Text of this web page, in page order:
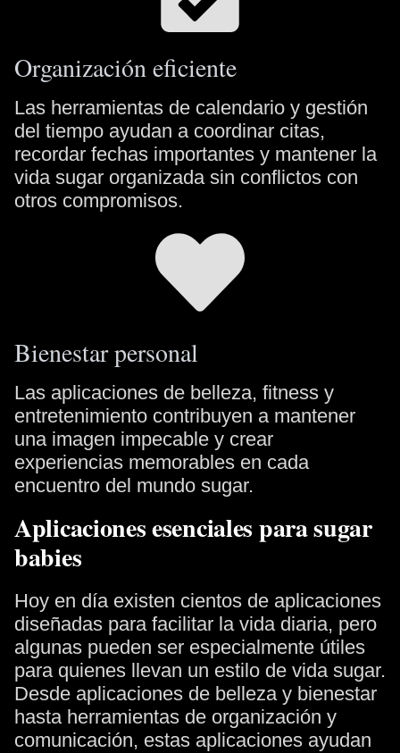
Organización eficiente
Las herramientas de calendario y gestión
del tiempo ayudan a coordinar citas,
recordar fechas importantes y mantener la
vida sugar organizada sin conflictos con
otros compromisos.
Bienestar personal
Las aplicaciones de belleza, fitness y
entretenimiento contribuyen a mantener
una imagen impecable y crear
experiencias memorables en cada
encuentro del mundo sugar.
Aplicaciones esenciales para sugar
babies
Hoy en día existen cientos de aplicaciones
diseñadas para facilitar la vida diaria, pero
algunas pueden ser especialmente útiles
para quienes llevan un estilo de vida sugar.
Desde aplicaciones de belleza y bienestar
hasta herramientas de organización y
comunicación, estas aplicaciones ayudan